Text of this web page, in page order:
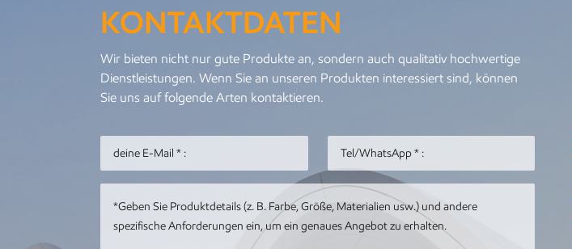
Edelstahl im Park,
Nachtszenenskulptur
Meeresleben-
Abstraktes
Goldfisch-
Metall und
Edelstahl
Personalisierter
Metallanhänger
mit Meereswal-
Kunstwerk
KONTAKTDATEN
Wir bieten nicht nur gute Produkte an, sondern auch qualitativ hochwertige
Dienstleistungen. Wenn Sie an unseren Produkten interessiert sind, können
Sie uns auf folgende Arten kontaktieren.